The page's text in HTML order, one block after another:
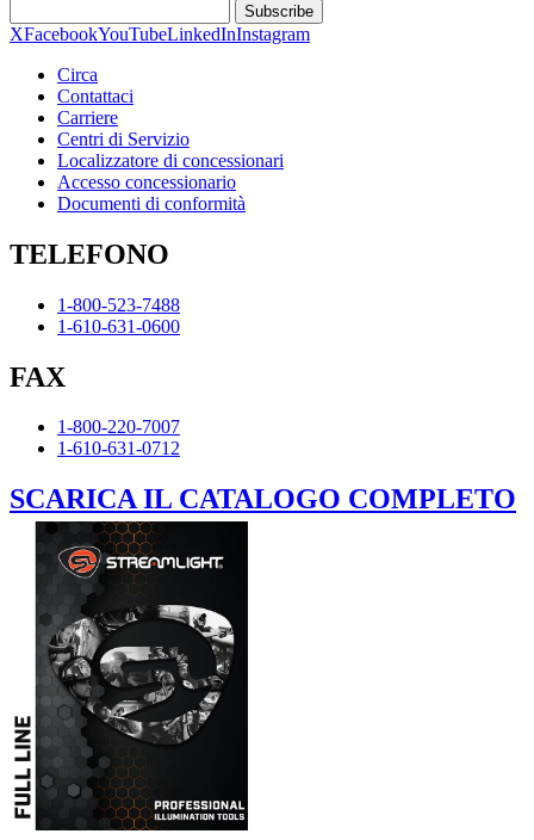
Subscribe
XFacebookYouTubeLinkedInInstagram
Circa
Contattaci
Carriere
Centri di Servizio
Localizzatore di concessionari
Accesso concessionario
Documenti di conformità
TELEFONO
1-800-523-7488
1-610-631-0600
FAX
1-800-220-7007
1-610-631-0712
SCARICA IL CATALOGO COMPLETO